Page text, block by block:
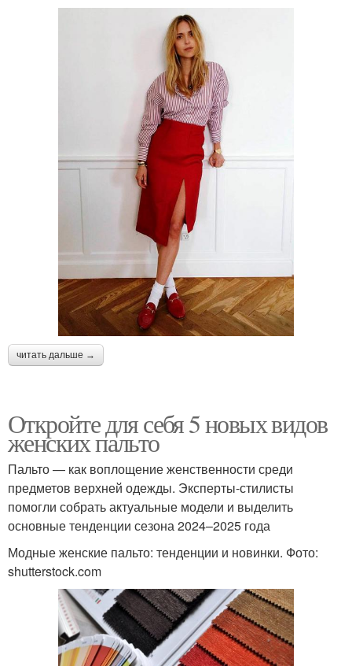
читать дальше →
Откройте для себя 5 новых видов
женских пальто
Пальто — как воплощение женственности среди
предметов верхней одежды. Эксперты-стилисты
помогли собрать актуальные модели и выделить
основные тенденции сезона 2024–2025 года
Модные женские пальто: тенденции и новинки. Фото:
shutterstock.com